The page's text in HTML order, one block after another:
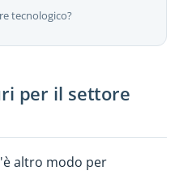
tecnologico?
per il settore
altro modo per